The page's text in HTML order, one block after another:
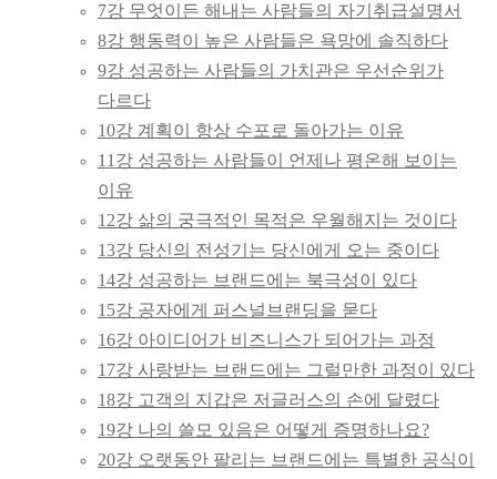
7강 무엇이든 해내는 사람들의 자기취급설명서
8강 행동력이 높은 사람들은 욕망에 솔직하다
9강 성공하는 사람들의 가치관은 우선순위가
다르다
10강 계획이 항상 수포로 돌아가는 이유
11강 성공하는 사람들이 언제나 평온해 보이는
이유
12강 삶의 궁극적인 목적은 우월해지는 것이다
13강 당신의 전성기는 당신에게 오는 중이다
14강 성공하는 브랜드에는 북극성이 있다
15강 공자에게 퍼스널브랜딩을 묻다
16강 아이디어가 비즈니스가 되어가는 과정
17강 사랑받는 브랜드에는 그럴만한 과정이 있다
18강 고객의 지갑은 저글러스의 손에 달렸다
19강 나의 쓸모 있음은 어떻게 증명하나요?
20강 오랫동안 팔리는 브랜드에는 특별한 공식이